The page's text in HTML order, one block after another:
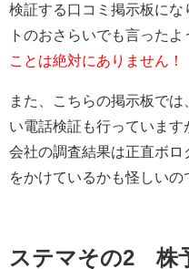
検証する口コミ掲示板にな
トのおさらいでも言ったよ
ことは絶対にありません！
また、こちらの掲示板では
い電話検証も行っていま
会社の調査結果は正直ボ
をかけているかも怪しいの
ステマその2 株